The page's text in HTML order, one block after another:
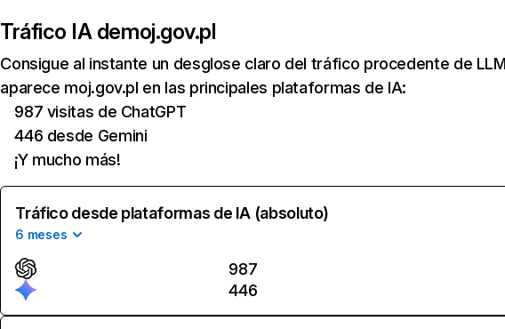
Tráfico IA demoj.gov.pl
Consigue al instante un desglose claro del tráfico procedente de
aparece moj.gov.pl en las principales plataformas de IA:
987 visitas de ChatGPT
446 desde Gemini
¡Y mucho más!
Tráfico desde plataformas de IA (absoluto)
6 meses
987
446